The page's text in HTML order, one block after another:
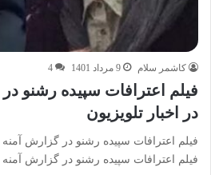
کاشمر سلام 9 مرداد 1401 4
فیلم اعترافات سپیده رشنو
در اخبار تلویزیون
فیلم اعترافات سپیده رشنو در گزارش آمنه
فیلم اعترافات سپیده رشنو در گزارش